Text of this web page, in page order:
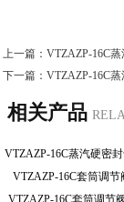
上一篇： VTZAZP-16C
下一篇： VTZAZP-16C
相关产品
VTZAZP-16C套筒调
VTZAZP-16C套筒调